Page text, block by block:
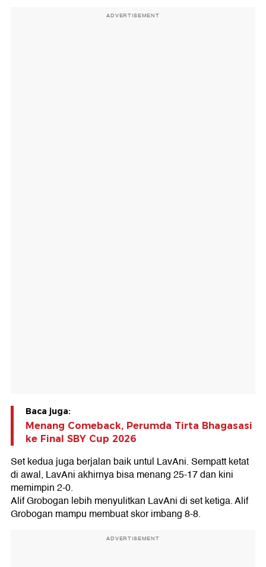
ADVERTISEMENT
Baca juga:
Menang Comeback, Perumda Tirta Bhagasasi
ke Final SBY Cup 2026
Set kedua juga berjalan baik untul LavAni. Sempatt ketat
di awal, LavAni akhirnya bisa menang 25-17 dan kini
memimpin 2-0.
Alif Grobogan lebih menyulitkan LavAni di set ketiga. Alif
Grobogan mampu membuat skor imbang 8-8.
ADVERTISEMENT